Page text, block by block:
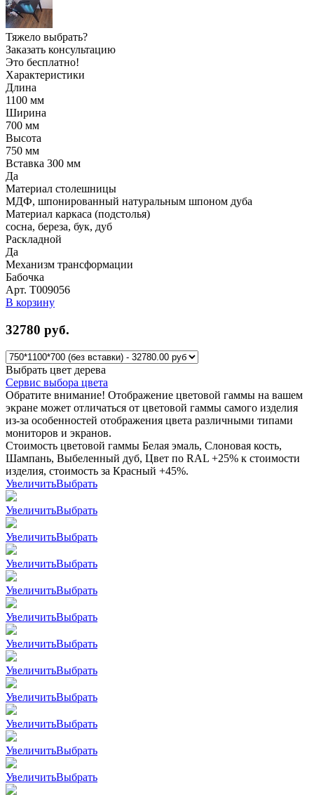
Тяжело выбрать?
Заказать консультацию
Это бесплатно!
Характеристики
Длина
1100 мм
Ширина
700 мм
Высота
750 мм
Вставка 300 мм
Да
Материал столешницы
МДФ, шпонированный натуральным шпоном дуба
Материал каркаса (подстолья)
сосна, береза, бук, дуб
Раскладной
Да
Механизм трансформации
Бабочка
Арт. Т009056
В корзину
32780 руб.
Выбрать цвет дерева
Сервис выбора цвета
Обратите внимание! Отображение цветовой гаммы на вашем
экране может отличаться от цветовой гаммы самого изделия
из-за особенностей отображения цвета различными типами
мониторов и экранов.
Стоимость цветовой гаммы Белая эмаль, Слоновая кость,
Шампань, Выбеленный дуб, Цвет по RAL +25% к стоимости
изделия, стоимость за Красный +45%.
УвеличитьВыбрать
УвеличитьВыбрать
УвеличитьВыбрать
УвеличитьВыбрать
УвеличитьВыбрать
УвеличитьВыбрать
УвеличитьВыбрать
УвеличитьВыбрать
УвеличитьВыбрать
УвеличитьВыбрать
УвеличитьВыбрать
УвеличитьВыбрать